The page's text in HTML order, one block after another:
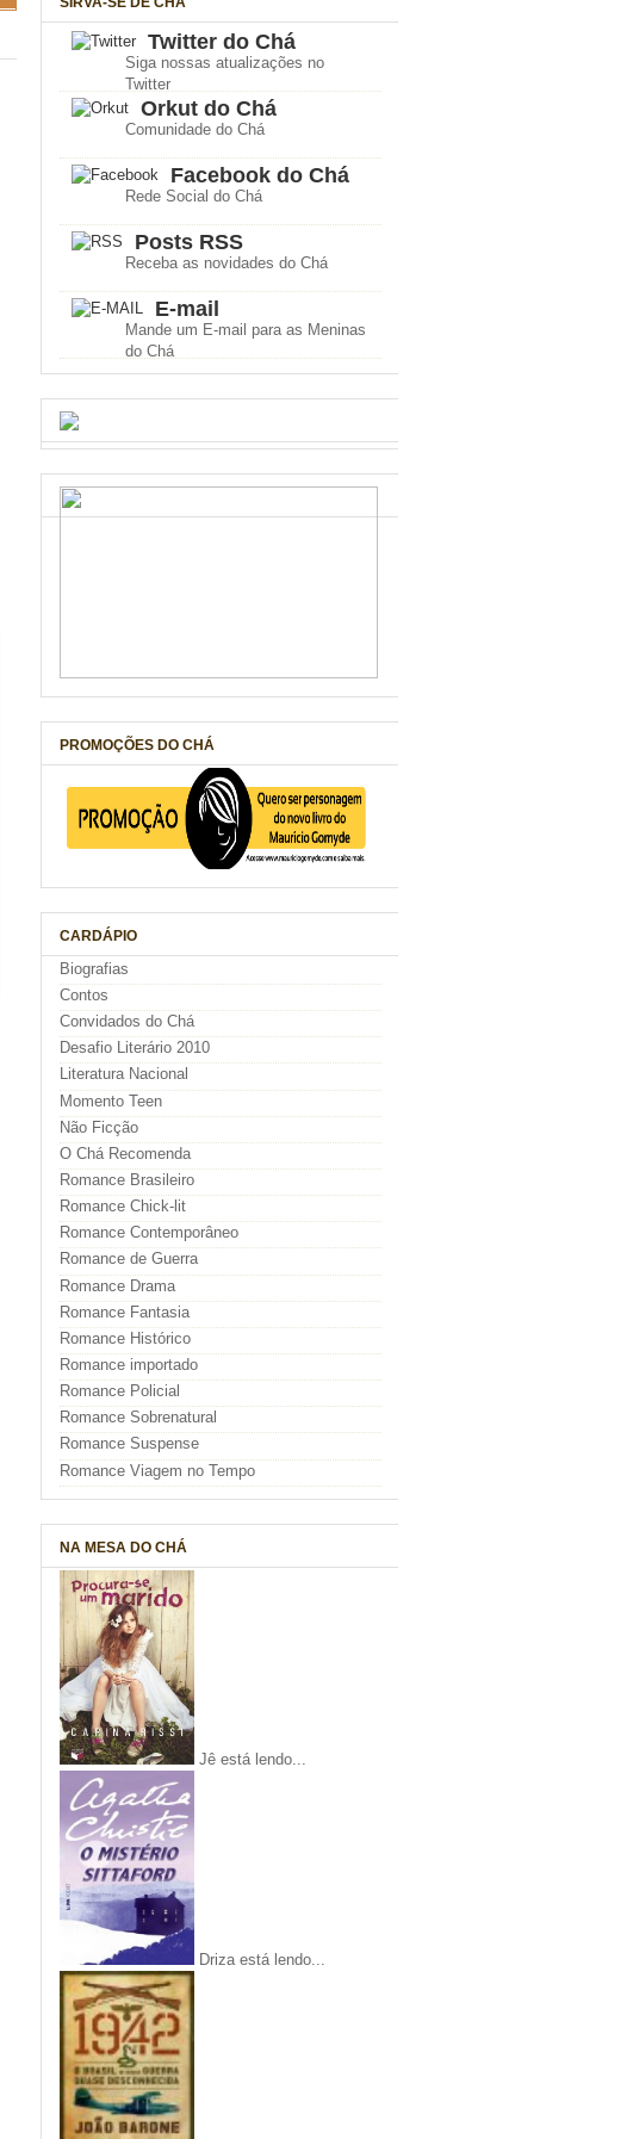
Twitter do Chá
Siga nossas atualizações no
Twitter
Orkut do Chá
Comunidade do Chá
Facebook do Chá
Rede Social do Chá
Posts RSS
Receba as novidades do Chá
E-mail
Mande um E-mail para as Meninas
do Chá
PROMOÇÕES DO CHÁ
CARDÁPIO
Biografias
Contos
Convidados do Chá
Desafio Literário 2010
Literatura Nacional
Momento Teen
Não Ficção
O Chá Recomenda
Romance Brasileiro
Romance Chick-lit
Romance Contemporâneo
Romance de Guerra
Romance Drama
Romance Fantasia
Romance Histórico
Romance importado
Romance Policial
Romance Sobrenatural
Romance Suspense
Romance Viagem no Tempo
NA MESA DO CHÁ
Jê está lendo...
Driza está lendo...